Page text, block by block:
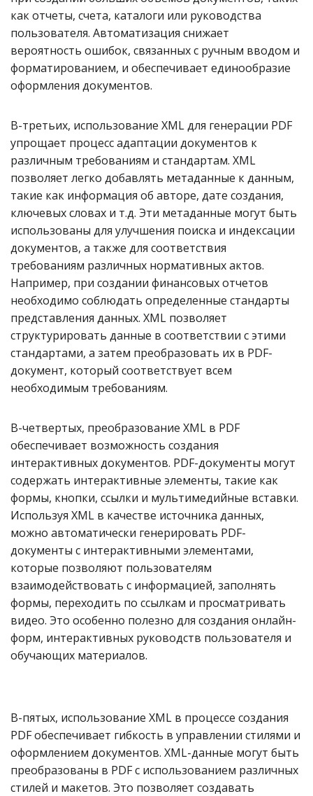
как отчеты, счета, каталоги или руководства
пользователя. Автоматизация снижает
вероятность ошибок, связанных с ручным вводом и
форматированием, и обеспечивает единообразие
оформления документов.
В-третьих, использование XML для генерации PDF
упрощает процесс адаптации документов к
различным требованиям и стандартам. XML
позволяет легко добавлять метаданные к данным,
такие как информация об авторе, дате создания,
ключевых словах и т.д. Эти метаданные могут быть
использованы для улучшения поиска и индексации
документов, а также для соответствия
требованиям различных нормативных актов.
Например, при создании финансовых отчетов
необходимо соблюдать определенные стандарты
представления данных. XML позволяет
структурировать данные в соответствии с этими
стандартами, а затем преобразовать их в PDF-
документ, который соответствует всем
необходимым требованиям.
В-четвертых, преобразование XML в PDF
обеспечивает возможность создания
интерактивных документов. PDF-документы могут
содержать интерактивные элементы, такие как
формы, кнопки, ссылки и мультимедийные вставки.
Используя XML в качестве источника данных,
можно автоматически генерировать PDF-
документы с интерактивными элементами,
которые позволяют пользователям
взаимодействовать с информацией, заполнять
формы, переходить по ссылкам и просматривать
видео. Это особенно полезно для создания онлайн-
форм, интерактивных руководств пользователя и
обучающих материалов.
В-пятых, использование XML в процессе создания
PDF обеспечивает гибкость в управлении стилями и
оформлением документов. XML-данные могут быть
преобразованы в PDF с использованием различных
стилей и макетов. Это позволяет создавать